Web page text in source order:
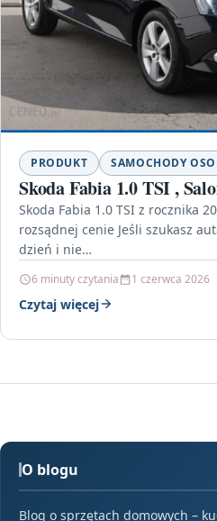
PRODUKT SAMOCHODY
Skoda Fabia 1.0 TSI ,
Skoda Fabia 1.0 TSI z rocznika
rozsądnej cenie Jeśli szukasz
dzień i nie…
6 minuty czytania 1 czerwca 2026
Czytaj więcej
O blogu
Blog o sprzętach domowych –